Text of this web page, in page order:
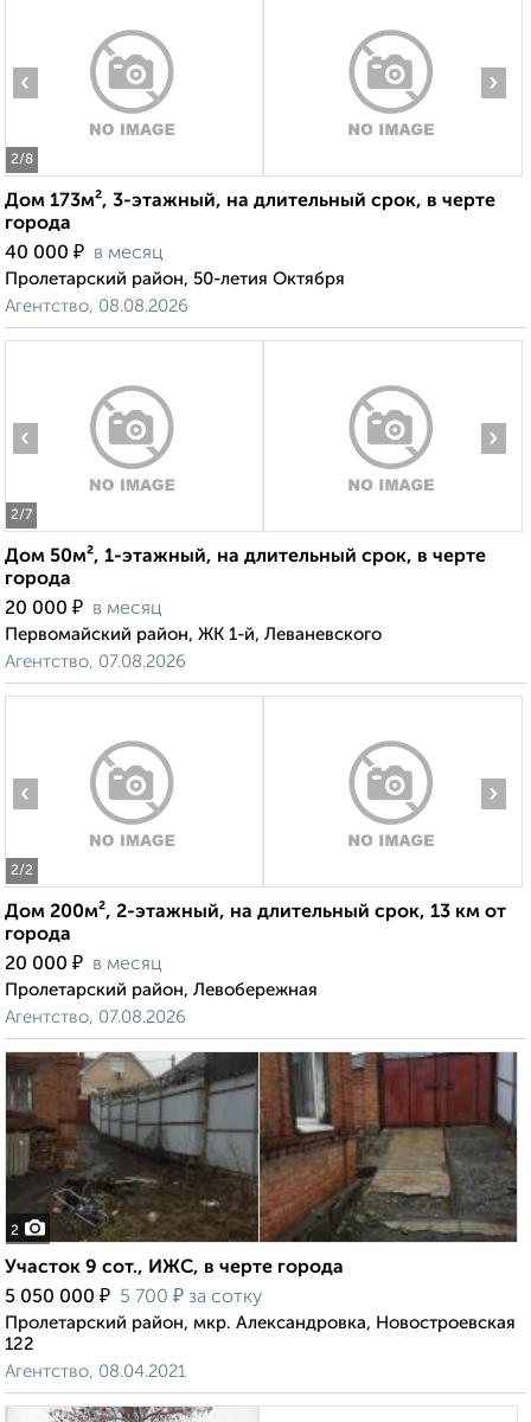
2/8
‹ ›
Дом 173м², 3-этажный, на длительный срок, в черте
города
40 000 ₽ в месяц
Пролетарский район, 50-летия Октября
Агентство, 08.08.2026
2/7
‹ ›
Дом 50м², 1-этажный, на длительный срок, в черте
города
20 000 ₽ в месяц
Первомайский район, ЖК 1-й, Леваневского
Агентство, 07.08.2026
2/2
‹ ›
Дом 200м², 2-этажный, на длительный срок, 13 км от
города
20 000 ₽ в месяц
Пролетарский район, Левобережная
Агентство, 07.08.2026
2
Участок 9 сот., ИЖС, в черте города
5 050 000 ₽ 5 700 ₽ за сотку
Пролетарский район, мкр. Александровка, Новостроевская
122
Агентство, 08.04.2021